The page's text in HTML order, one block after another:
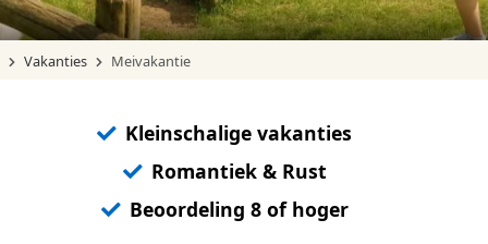
Vakanties Meivakantie
Kleinschalige vakanties
Romantiek & Rust
Beoordeling 8 of hoger